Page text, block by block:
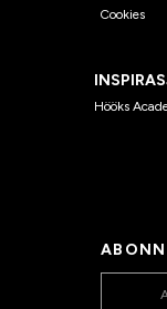
Cookies
Hööks